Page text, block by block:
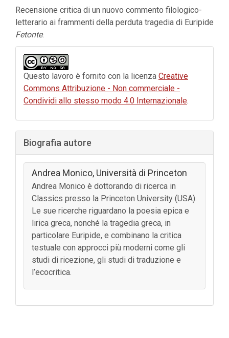
Recensione critica di un nuovo commento filologico-
letterario ai frammenti della perduta tragedia di Euripide
Fetonte.
Dettagli
dell'articolo
Questo lavoro è fornito con la licenza Creative
Commons Attribuzione - Non commerciale -
Condividi allo stesso modo 4.0 Internazionale.
Biografia autore
Andrea Monico, Università di Princeton
Andrea Monico è dottorando di ricerca in
Classics presso la Princeton University (USA).
Le sue ricerche riguardano la poesia epica e
lirica greca, nonché la tragedia greca, in
particolare Euripide, e combinano la critica
testuale con approcci più moderni come gli
studi di ricezione, gli studi di traduzione e
l’ecocritica.